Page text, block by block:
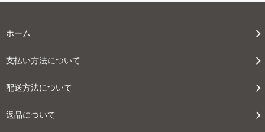
ホーム
支払い方法について
配送方法について
返品について